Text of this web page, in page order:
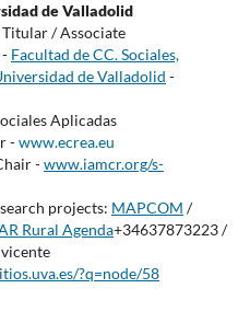
de Valladolid
/ Associate
Facultad de CC. Sociales,
de Valladolid -
Aplicadas
-www.ecrea.eu
-www.iamcr.org/s-
projects: MAPCOM /
Rural Agenda+34637873223 /
?q=node/58